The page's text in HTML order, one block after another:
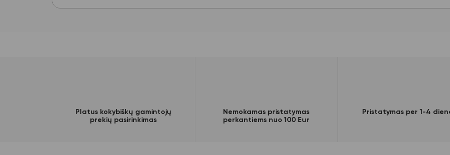
Platus kokybiškų gamintojų
prekių pasirinkimas
Nemokamas pristatymas
perkantiems nuo 100 Eur
Pristatymas per 1-4